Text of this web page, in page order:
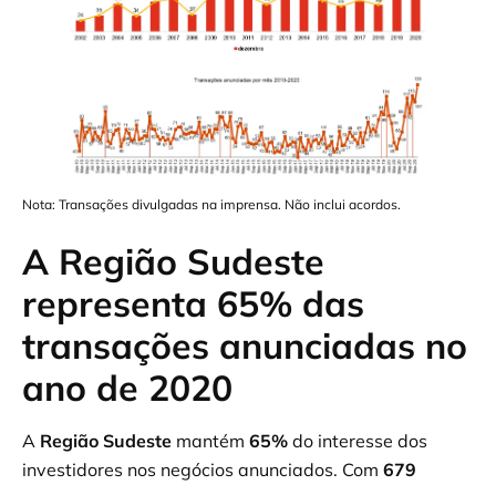
Nota: Transações divulgadas na imprensa. Não inclui acordos.
A Região Sudeste
representa 65% das
transações anunciadas no
ano de 2020
A Região Sudeste mantém 65% do interesse dos
investidores nos negócios anunciados. Com 679